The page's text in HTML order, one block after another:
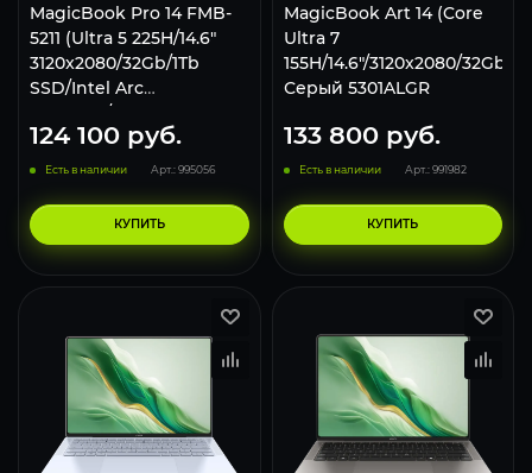
MagicBook Pro 14 FMB-
5211 (Ultra 5 225H/14.6"
3120x2080/32Gb/1Tb
SSD/Intel Arc
Graphics/Win 11 Home)
5301ANSG Серый
124 100 руб.
Есть в наличии Арт.: 995056
КУПИТЬ
MagicBook Art 14 (Core
Ultra 7
155H/14.6"/3120x2080/32Gb/
Серый 5301ALGR
133 800руб.
Есть в наличии Арт.: 991982
КУПИТЬ